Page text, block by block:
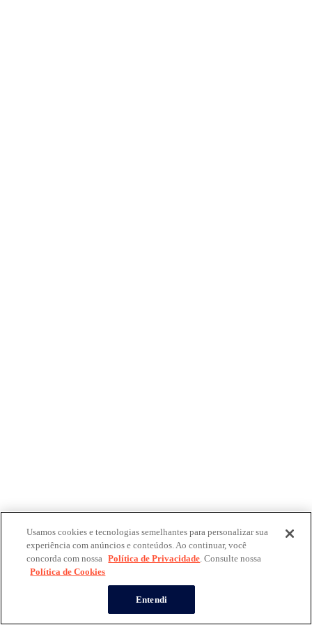
Usamos cookies e tecnologias semelhantes para personalizar sua
experiência com anúncios e conteúdos. Ao continuar, você
concorda com nossa Política de Privacidade. Consulte nossa
Política de Cookies
Entendi